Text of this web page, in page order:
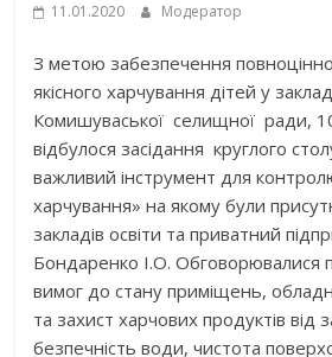
11.01.2020 Модератор
З метою забезпечення
якісного харчування дітей у
Комишуваської селищної ради,
відбулося засідання круглого
важливий інструмент для
харчування» на якому були
закладів освіти та приватний
Бондаренко І.О. Обговорювалися
вимог до стану приміщень,
та захист харчових продуктів від
безпечність води, чистота